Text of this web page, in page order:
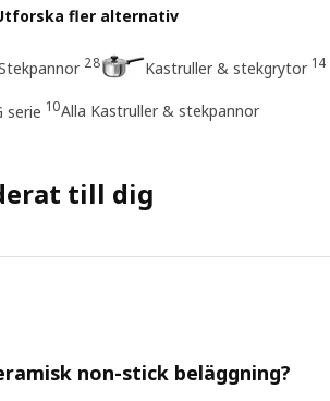
fler alternativ
28 Kastruller & stekgrytor 14
serie 10Alla Kastruller & stekpannor
till dig
non-stick beläggning?